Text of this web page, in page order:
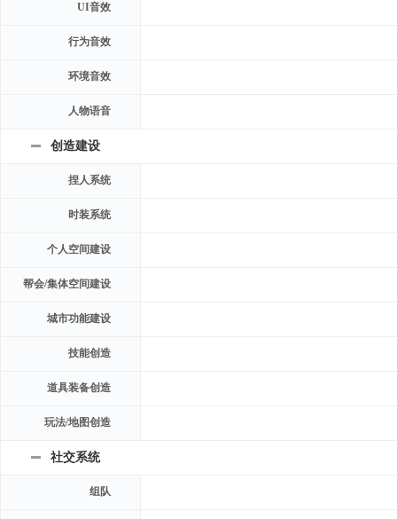
UI音效
行为音效
环境音效
人物语音
创造建设
捏人系统
时装系统
个人空间建设
帮会/集体空间建设
城市功能建设
技能创造
道具装备创造
玩法/地图创造
社交系统
组队